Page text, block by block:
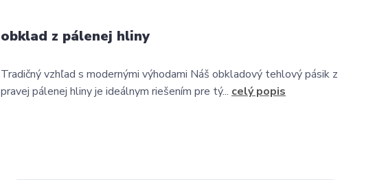
obklad z pálenej hliny
Tradičný vzhľad s modernými výhodami Náš obkladový tehlový pásik z
pravej pálenej hliny je ideálnym riešením pre tý... celý popis